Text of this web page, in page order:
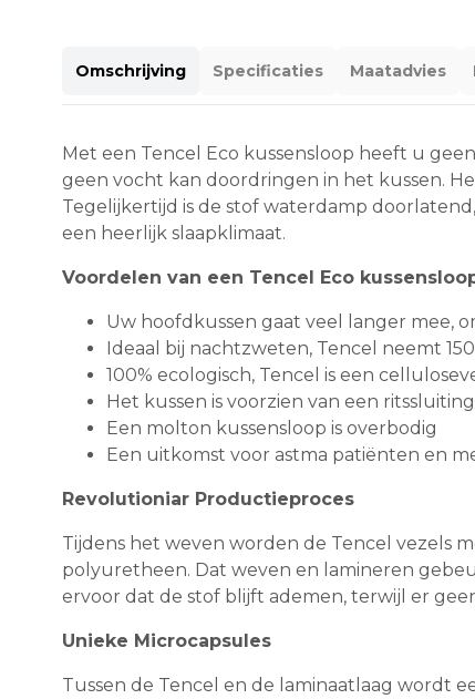
Omschrijving Specificaties Maatadvies
Met een Tencel Eco kussensloop heeft u
geen vocht kan doordringen in het kussen.
Tegelijkertijd is de stof waterdamp
een heerlijk slaapklimaat.
Voordelen van een Tencel Eco
Uw hoofdkussen gaat veel langer mee,
Ideaal bij nachtzweten, Tencel neemt
100% ecologisch, Tencel is een
Het kussen is voorzien van een
Een molton kussensloop is overbodig
Een uitkomst voor astma patiënten en
Revolutioniar Productieproces
Tijdens het weven worden de Tencel vezels
polyuretheen. Dat weven en lamineren
ervoor dat de stof blijft ademen, terwijl er
Unieke Microcapsules
Tussen de Tencel en de laminaatlaag wordt